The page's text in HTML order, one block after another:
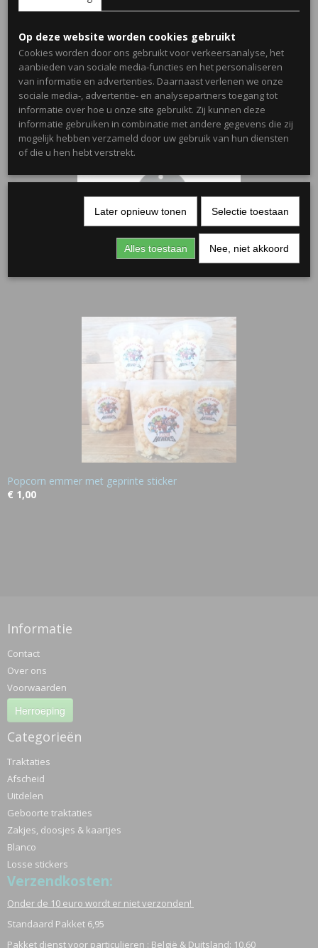
Mini Emmertje 155ml
Popcorn emmer met geprinte sticker
€ 1,00
Informatie
Contact
Over ons
Voorwaarden
Herroeping
Categorieën
Traktaties
Afscheid
Uitdelen
Geboorte traktaties
Zakjes, doosjes & kaartjes
Blanco
Losse stickers
Verzendkosten:
Onder de 10 euro wordt er niet verzonden!
Standaard Pakket 6,95
Pakket dienst voor particulieren : België & Duitsland: 10,60
Op deze website worden cookies gebruikt
Cookies worden door ons gebruikt voor verkeersanalyse, het
aanbieden van sociale media-functies en het personaliseren
van informatie en advertenties. Daarnaast verlenen we onze
sociale media-, advertentie- en analysepartners toegang tot
informatie over hoe u onze site gebruikt. Zij kunnen deze
informatie gebruiken in combinatie met andere gegevens die zij
mogelijk hebben verzameld door uw gebruik van hun diensten
of die u hen hebt verstrekt.
Later opnieuw tonen Selectie toestaan
Alles toestaan Nee, niet akkoord